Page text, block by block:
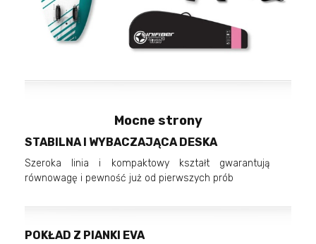
Mocne strony
STABILNA I WYBACZAJĄCA DESKA
Szeroka linia i kompaktowy kształt gwarantują
równowagę i pewność już od pierwszych prób
POKŁAD Z PIANKI EVA